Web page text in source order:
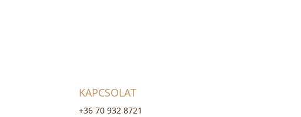
KAPCSOLAT
+36 70 932 8721